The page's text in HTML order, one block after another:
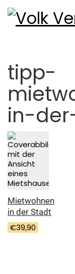
tipp-
in-
Mietwohnen
in der Stadt
€39,90